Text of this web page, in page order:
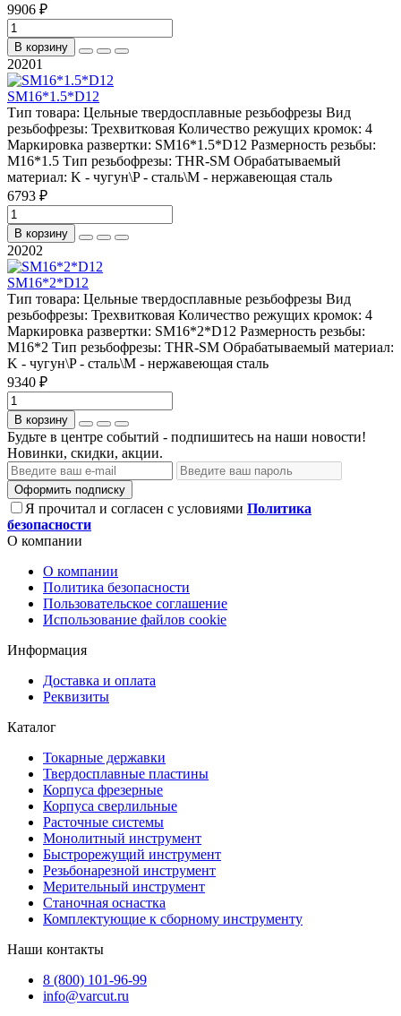
9906 ₽
В корзину
20201
SM16*1.5*D12
Тип товара: Цельные твердосплавные резьбофрезы Вид
резьбофрезы: Трехвитковая Количество режущих кромок: 4
Маркировка развертки: SM16*1.5*D12 Размерность резьбы:
M16*1.5 Тип резьбофрезы: THR-SM Обрабатываемый
материал: K - чугун\P - сталь\М - нержавеющая сталь
6793 ₽
В корзину
20202
SM16*2*D12
Тип товара: Цельные твердосплавные резьбофрезы Вид
резьбофрезы: Трехвитковая Количество режущих кромок: 4
Маркировка развертки: SM16*2*D12 Размерность резьбы:
M16*2 Тип резьбофрезы: THR-SM Обрабатываемый материал:
K - чугун\P - сталь\М - нержавеющая сталь
9340 ₽
В корзину
Будьте в центре событий - подпишитесь на наши новости!
Новинки, скидки, акции.
Оформить подписку
Я прочитал и согласен с условиями Политика
безопасности
О компании
О компании
Политика безопасности
Пользовательское соглашение
Использование файлов cookie
Информация
Доставка и оплата
Реквизиты
Каталог
Токарные державки
Твердосплавные пластины
Корпуса фрезерные
Корпуса сверлильные
Расточные системы
Монолитный инструмент
Быстрорежущий инструмент
Резьбонарезной инструмент
Мерительный инструмент
Станочная оснастка
Комплектующие к сборному инструменту
Наши контакты
8 (800) 101-96-99
info@varcut.ru